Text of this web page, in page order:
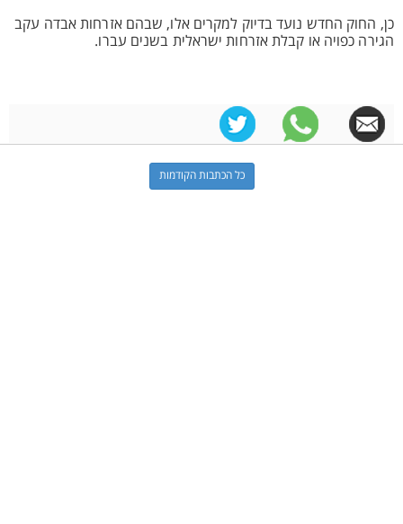
כן, החוק החדש נועד בדיוק למקרים אלו, שבהם אזרחות אבדה עקב
הגירה כפויה או קבלת אזרחות ישראלית בשנים עברו.
כל הכתבות הקודמות